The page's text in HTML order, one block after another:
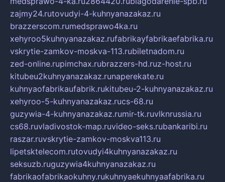
zajmy24.rutovudyi-4-kuhnyanazakaz.ru
brazzerscom.rumedsprawo4ka.ru
xehyroo5kuhnyanazakaz.rufabrikayfabrikaefabrika.ru
vskrytie-zamkov-moskva-113.rubiletnadom.ru
zed-online.rupimchax.rubrazzers-hd.ruz-host.ru
kitubeu2kuhnyanazakaz.runaperekate.ru
kuhnyaofabrikaufabrik.rukitubeu-2-kuhnyanazakaz.ru
xehyroo-5-kuhnyanazakaz.rucs-68.ru
guzywia-4-kuhnyanazakaz.rumir-tk.ruvlknrussia.ru
cs68.ruvladivostok-map.ruvideo-seks.rubankaribi.ru
raszar.ruvskrytie-zamkov-moskva113.ru
lipetsktelecom.rutovudyi4kuhnyanazakaz.ru
seksuzb.ruguzywia4kuhnyanazakaz.ru
fabrikaofabrikaokuhny.rukuhnyaekuhnyaafabrika.ru